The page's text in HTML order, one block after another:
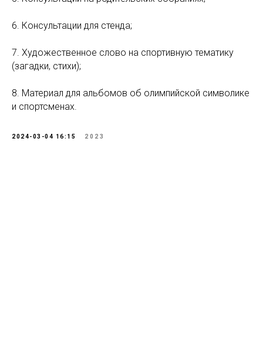
6. Консультации для стенда;
7. Художественное слово на спортивную тематику
(загадки, стихи);
8. Материал для альбомов об олимпийской символике
и спортсменах.
2024-03-04 16:15 2023